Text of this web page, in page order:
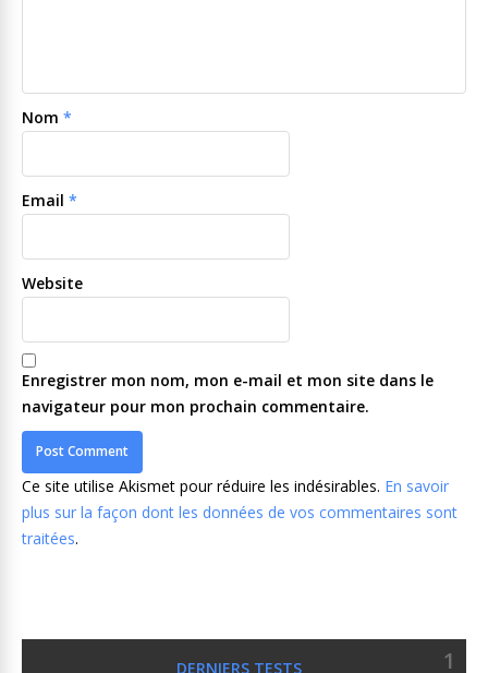
Nom *
Email *
Website
Enregistrer mon nom, mon e-mail et mon site dans le
navigateur pour mon prochain commentaire.
Ce site utilise Akismet pour réduire les indésirables. En savoir
plus sur la façon dont les données de vos commentaires sont
traitées.
DERNIERS TESTS
1